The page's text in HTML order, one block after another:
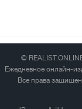
©
Ежедневное онлайн-
Все права